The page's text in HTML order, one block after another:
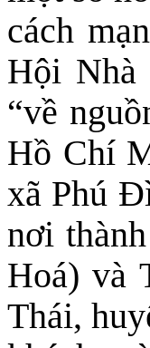
cách
Hội Nhà
“về
Hồ Chí
xã Phú
nơi
Hoá) và
Thái,